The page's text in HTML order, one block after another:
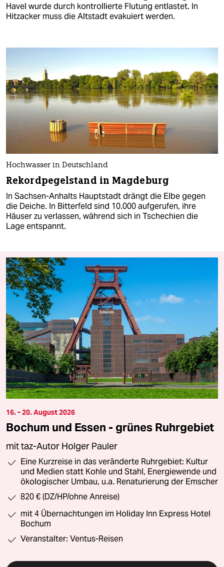
Havel wurde durch kontrollierte Flutung entlastet. In
Hitzacker muss die Altstadt evakuiert werden.
Hochwasser in Deutschland
Rekordpegelstand in Magdeburg
In Sachsen-Anhalts Hauptstadt drängt die Elbe gegen
die Deiche. In Bitterfeld sind 10.000 aufgerufen, ihre
Häuser zu verlassen, während sich in Tschechien die
Lage entspannt.
16. - 20. August 2026
Bochum und Essen - grünes Ruhrgebiet
mit taz-Autor Holger Pauler
Eine Kurzreise in das veränderte Ruhrgebiet: Kultur
und Medien statt Kohle und Stahl, Energiewende und
ökologischer Umbau, u.a. Renaturierung der Emscher
820 € (DZ/HP/ohne Anreise)
mit 4 Übernachtungen im Holiday Inn Express Hotel
Bochum
Veranstalter: Ventus-Reisen